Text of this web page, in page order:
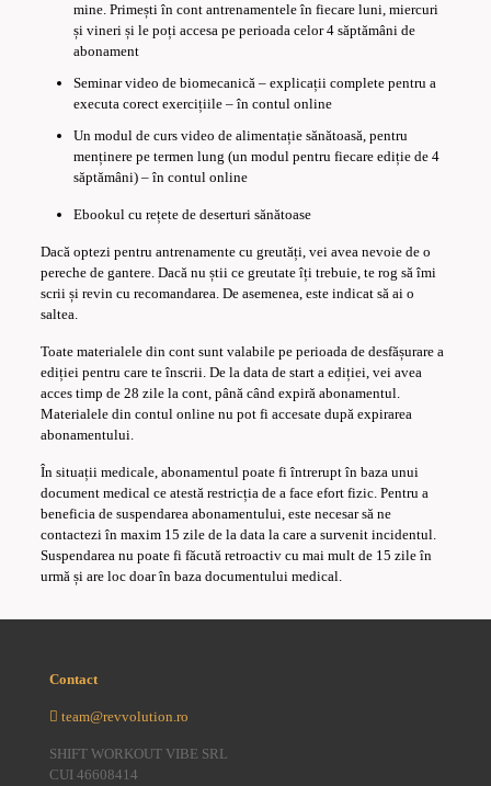
mine. Primești în cont antrenamentele în fiecare luni, miercuri
și vineri și le poți accesa pe perioada celor 4 săptămâni de
abonament
Seminar video de biomecanică – explicații complete pentru a
executa corect exercițiile – în contul online
Un modul de curs video de alimentație sănătoasă, pentru
menținere pe termen lung (un modul pentru fiecare ediție de 4
săptămâni) – în contul online
Ebookul cu rețete de deserturi sănătoase
Dacă optezi pentru antrenamente cu greutăți, vei avea nevoie de o
pereche de gantere. Dacă nu știi ce greutate îți trebuie, te rog să îmi
scrii și revin cu recomandarea. De asemenea, este indicat să ai o
saltea.
Toate materialele din cont sunt valabile pe perioada de desfășurare a
ediției pentru care te înscrii. De la data de start a ediției, vei avea
acces timp de 28 zile la cont, până când expiră abonamentul.
Materialele din contul online nu pot fi accesate după expirarea
abonamentului.
În situații medicale, abonamentul poate fi întrerupt în baza unui
document medical ce atestă restricția de a face efort fizic. Pentru a
beneficia de suspendarea abonamentului, este necesar să ne
contactezi în maxim 15 zile de la data la care a survenit incidentul.
Suspendarea nu poate fi făcută retroactiv cu mai mult de 15 zile în
urmă și are loc doar în baza documentului medical.
Contact
team@revvolution.ro
SHIFT WORKOUT VIBE SRL
CUI 46608414